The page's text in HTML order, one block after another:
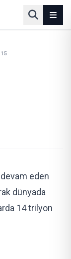
devam eden
dünyada
14 trilyon